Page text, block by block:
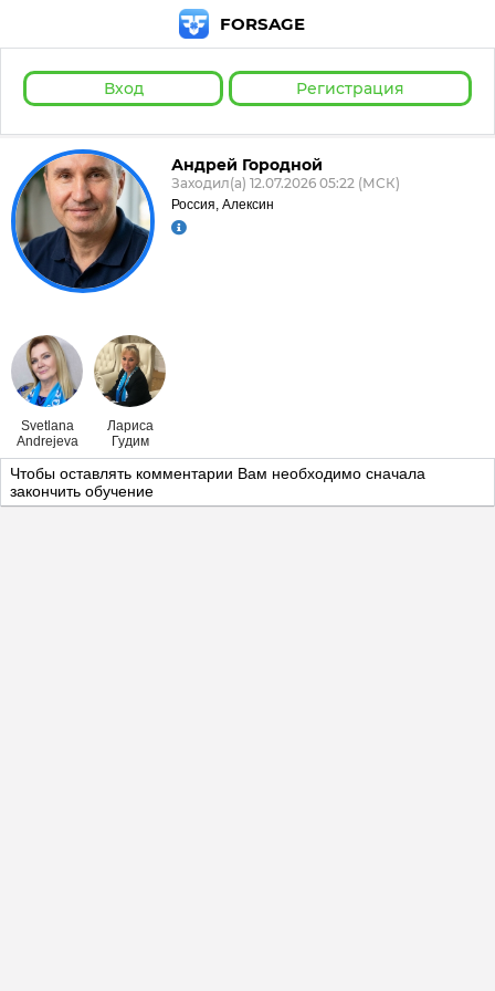
FORSAGE
Вход Регистрация
Андрей Городной
Заходил(а) 12.07.2026 05:22 (МСК)
Россия, Алексин
Svetlana
Andrejeva
Лариса
Гудим
Чтобы оставлять комментарии Вам необходимо сначала
закончить обучение